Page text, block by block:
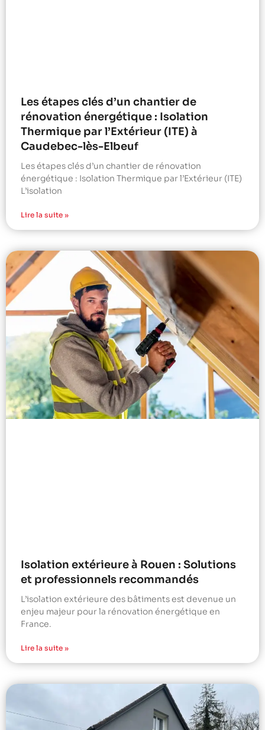
Les étapes clés d’un chantier de
rénovation énergétique : Isolation
Thermique par l’Extérieur (ITE) à
Caudebec-lès-Elbeuf
Les étapes clés d’un chantier de rénovation
énergétique : Isolation Thermique par l’Extérieur (ITE)
L’isolation
Lire la suite »
Isolation extérieure à Rouen : Solutions
et professionnels recommandés
L’isolation extérieure des bâtiments est devenue un
enjeu majeur pour la rénovation énergétique en
France.
Lire la suite »